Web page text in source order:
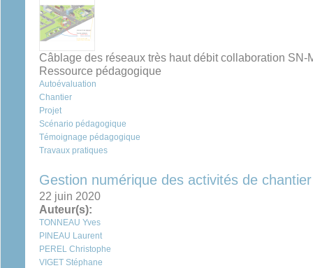
Câblage des réseaux très haut débit collaboration SN-
Ressource pédagogique
Autoévaluation
Chantier
Projet
Scénario pédagogique
Témoignage pédagogique
Travaux pratiques
Gestion numérique des activités de chantier
22 juin 2020
Auteur(s):
TONNEAU Yves
PINEAU Laurent
PEREL Christophe
VIGET Stéphane